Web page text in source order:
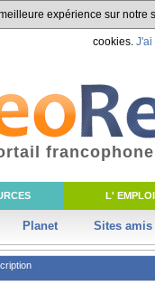
expérience sur
cookies. J'ai
L' EMPLOI
Planet Sites amis